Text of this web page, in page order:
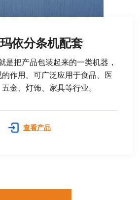
依分条机配套
是把产品包装起来的一类机器，
作用。可广泛应用于食品、医
金、灯饰、家具等行业。
查看产品